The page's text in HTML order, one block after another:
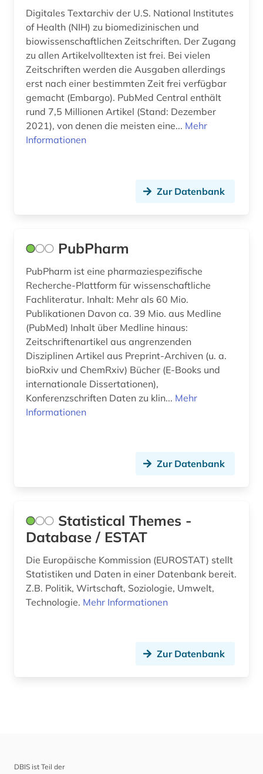
Digitales Textarchiv der U.S. National Institutes
of Health (NIH) zu biomedizinischen und
biowissenschaftlichen Zeitschriften. Der Zugang
zu allen Artikelvolltexten ist frei. Bei vielen
Zeitschriften werden die Ausgaben allerdings
erst nach einer bestimmten Zeit frei verfügbar
gemacht (Embargo). PubMed Central enthält
rund 7,5 Millionen Artikel (Stand: Dezember
2021), von denen die meisten eine... Mehr
Informationen
Zur Datenbank
PubPharm
PubPharm ist eine pharmaziespezifische
Recherche-Plattform für wissenschaftliche
Fachliteratur. Inhalt: Mehr als 60 Mio.
Publikationen Davon ca. 39 Mio. aus Medline
(PubMed) Inhalt über Medline hinaus:
Zeitschriftenartikel aus angrenzenden
Disziplinen Artikel aus Preprint-Archiven (u. a.
bioRxiv und ChemRxiv) Bücher (E-Books und
internationale Dissertationen),
Konferenzschriften Daten zu klin... Mehr
Informationen
Zur Datenbank
Statistical Themes -
Database / ESTAT
Die Europäische Kommission (EUROSTAT) stellt
Statistiken und Daten in einer Datenbank bereit.
Z.B. Politik, Wirtschaft, Soziologie, Umwelt,
Technologie. Mehr Informationen
Zur Datenbank
DBIS ist Teil der